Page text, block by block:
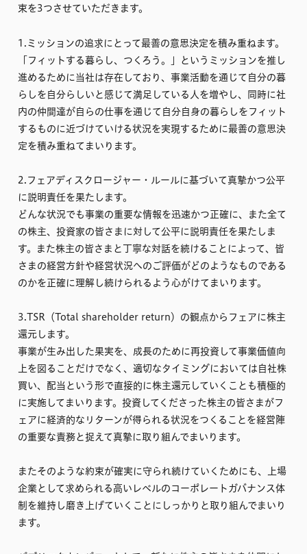
束を3つさせていただきます。
1.ミッションの追求にとって最善の意思決定を積み重ねます。
「フィットする暮らし、つくろう。」というミッションを推し
進めるために当社は存在しており、事業活動を通じて自分の暮
らしを自分らしいと感じて満足している人を増やし、同時に社
内の仲間達が自らの仕事を通じて自分自身の暮らしをフィット
するものに近づけていける状況を実現するために最善の意思決
定を積み重ねてまいります。
2.フェアディスクロージャー・ルールに基づいて真摯かつ公平
に説明責任を果たします。
どんな状況でも事業の重要な情報を迅速かつ正確に、また全て
の株主、投資家の皆さまに対して公平に説明責任を果たしま
す。また株主の皆さまと丁寧な対話を続けることによって、皆
さまの経営方針や経営状況へのご評価がどのようなものである
のかを正確に理解し続けられるよう心がけてまいります。
3.TSR（Total shareholder return）の観点からフェアに株主
還元します。
事業が生み出した果実を、成長のために再投資して事業価値向
上を図ることだけでなく、適切なタイミングにおいては自社株
買い、配当という形で直接的に株主還元していくことも積極的
に実施してまいります。投資してくださった株主の皆さまがフ
ェアに経済的なリターンが得られる状況をつくることを経営陣
の重要な責務と捉えて真摯に取り組んでまいります。
またそのような約束が確実に守られ続けていくためにも、上場
企業として求められる高いレベルのコーポレートガバナンス体
制を維持し磨き上げていくことにしっかりと取り組んでまいり
ます。